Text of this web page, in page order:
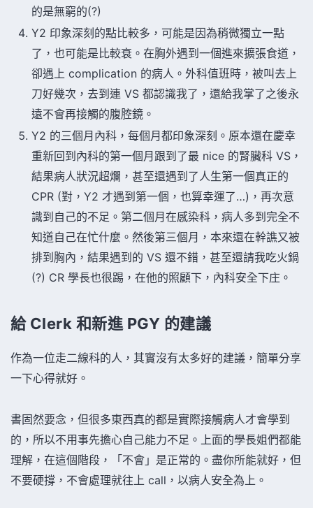
的是無窮的(?)
Y2 印象深刻的點比較多，可能是因為稍微獨立一點
了，也可能是比較衰。在胸外遇到一個進來擴張食道，
卻遇上 complication 的病人。外科值班時，被叫去上
刀好幾次，去到連 VS 都認識我了，還給我掌了之後永
遠不會再接觸的腹腔鏡。
Y2 的三個月內科，每個月都印象深刻。原本還在慶幸
重新回到內科的第一個月跟到了最 nice 的腎臟科 VS，
結果病人狀況超爛，甚至還遇到了人生第一個真正的
CPR (對，Y2 才遇到第一個，也算幸運了…)，再次意
識到自己的不足。第二個月在感染科，病人多到完全不
知道自己在忙什麼。然後第三個月，本來還在幹譙又被
排到胸內，結果遇到的 VS 還不錯，甚至還請我吃火鍋
(?) CR 學長也很踢，在他的照顧下，內科安全下庄。
給 Clerk 和新進 PGY 的建議
作為一位走二線科的人，其實沒有太多好的建議，簡單分享
一下心得就好。
書固然要念，但很多東西真的都是實際接觸病人才會學到
的，所以不用事先擔心自己能力不足。上面的學長姐們都能
理解，在這個階段，「不會」是正常的。盡你所能就好，但
不要硬撐，不會處理就往上 call，以病人安全為上。